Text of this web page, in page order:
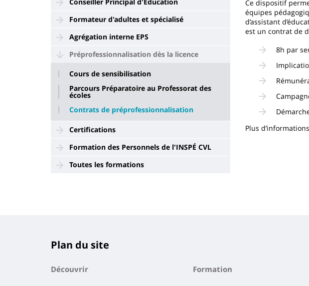
Formateur d'adultes et spécialisé
Agrégation interne EPS
Préprofessionnalisation dès la licence
Cours de sensibilisation
Parcours Préparatoire au Professorat des
écoles
Contrats de préprofessionnalisation
Certifications
Formation des Personnels de l'INSPÉ CVL
Toutes les formations
de
la
page
Ce dispositif
équipes
d’assistant
est un contrat de
8h par
Plus
Plan du site
Découvrir Formation